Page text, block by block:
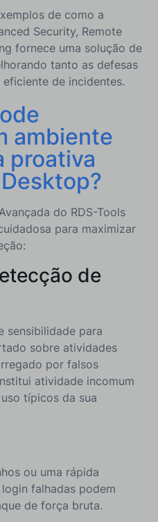
de como a
Security, Remote
fornece uma solução de
tanto as defesas
de incidentes.
ambiente
proativa
do RDS-Tools
para maximizar
de
sensibilidade para
sobre atividades
por falsos
atividade incomum
típicos da sua
ou uma rápida
falhadas podem
de força bruta.